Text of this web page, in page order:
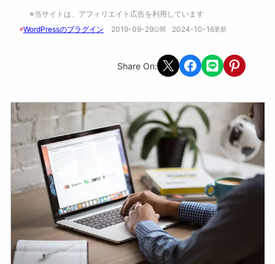
※当サイトは、アフィリエイト広告を利用しています
#WordPressのプラグイン 2019-09-29公開 2024-10-16更新
Share On: Share on X Share on Facebook
Share on LINEShare on